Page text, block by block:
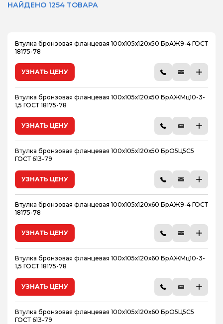
НАЙДЕНО 1254 ТОВАРА
Втулка бронзовая фланцевая 100х105х120х50 БрАЖ9-4 ГОСТ
18175-78
УЗНАТЬ ЦЕНУ
Втулка бронзовая фланцевая 100х105х120х50 БрАЖМц10-3-
1,5 ГОСТ 18175-78
УЗНАТЬ ЦЕНУ
Втулка бронзовая фланцевая 100х105х120х50 БрО5Ц5С5
ГОСТ 613-79
УЗНАТЬ ЦЕНУ
Втулка бронзовая фланцевая 100х105х120х60 БрАЖ9-4 ГОСТ
18175-78
УЗНАТЬ ЦЕНУ
Втулка бронзовая фланцевая 100х105х120х60 БрАЖМц10-3-
1,5 ГОСТ 18175-78
УЗНАТЬ ЦЕНУ
Втулка бронзовая фланцевая 100х105х120х60 БрО5Ц5С5
ГОСТ 613-79